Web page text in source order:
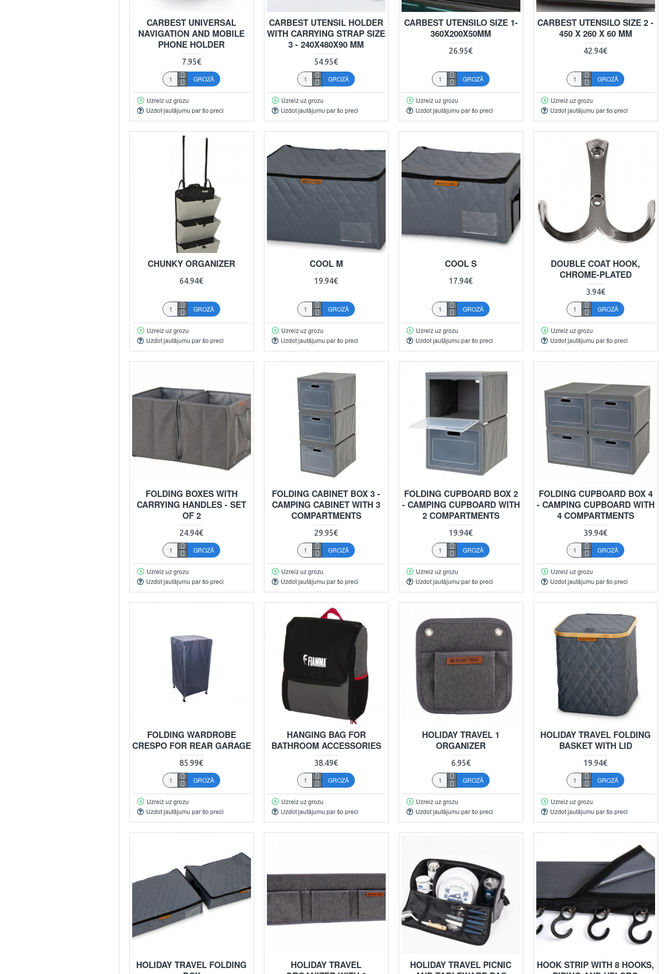
CARBEST UNIVERSAL
NAVIGATION AND MOBILE
PHONE HOLDER
7.95€
GROZĀ
Uzreiz uz grozu
Uzdot jautājumu par šo preci
CARBEST UTENSIL HOLDER
WITH CARRYING STRAP SIZE
3 - 240X480X90 MM
54.95€
GROZĀ
Uzreiz uz grozu
Uzdot jautājumu par šo preci
CARBEST UTENSILO SIZE 1-
360X200X50MM
26.95€
GROZĀ
Uzreiz uz grozu
Uzdot jautājumu par šo preci
CARBEST UTENSILO SIZE 2 -
450 X 260 X 60 MM
42.94€
GROZĀ
Uzreiz uz grozu
Uzdot jautājumu par šo preci
CHUNKY ORGANIZER
64.94€
GROZĀ
Uzreiz uz grozu
Uzdot jautājumu par šo preci
COOL M
19.94€
GROZĀ
Uzreiz uz grozu
Uzdot jautājumu par šo preci
COOL S
17.94€
GROZĀ
Uzreiz uz grozu
Uzdot jautājumu par šo preci
DOUBLE COAT HOOK,
CHROME-PLATED
3.94€
GROZĀ
Uzreiz uz grozu
Uzdot jautājumu par šo preci
FOLDING BOXES WITH
CARRYING HANDLES - SET
OF 2
24.94€
GROZĀ
Uzreiz uz grozu
Uzdot jautājumu par šo preci
FOLDING CABINET BOX 3 -
CAMPING CABINET WITH 3
COMPARTMENTS
29.95€
GROZĀ
Uzreiz uz grozu
Uzdot jautājumu par šo preci
FOLDING CUPBOARD BOX 2
- CAMPING CUPBOARD WITH
2 COMPARTMENTS
19.94€
GROZĀ
Uzreiz uz grozu
Uzdot jautājumu par šo preci
FOLDING CUPBOARD BOX 4
- CAMPING CUPBOARD WITH
4 COMPARTMENTS
39.94€
GROZĀ
Uzreiz uz grozu
Uzdot jautājumu par šo preci
FOLDING WARDROBE
CRESPO FOR REAR GARAGE
85.99€
GROZĀ
Uzreiz uz grozu
Uzdot jautājumu par šo preci
HANGING BAG FOR
BATHROOM ACCESSORIES
38.49€
GROZĀ
Uzreiz uz grozu
Uzdot jautājumu par šo preci
HOLIDAY TRAVEL 1
ORGANIZER
6.95€
GROZĀ
Uzreiz uz grozu
Uzdot jautājumu par šo preci
HOLIDAY TRAVEL FOLDING
BASKET WITH LID
19.94€
GROZĀ
Uzreiz uz grozu
Uzdot jautājumu par šo preci
HOLIDAY TRAVEL FOLDING
HOLIDAY TRAVEL
HOLIDAY TRAVEL PICNIC
HOOK STRIP WITH 8 HOOKS,